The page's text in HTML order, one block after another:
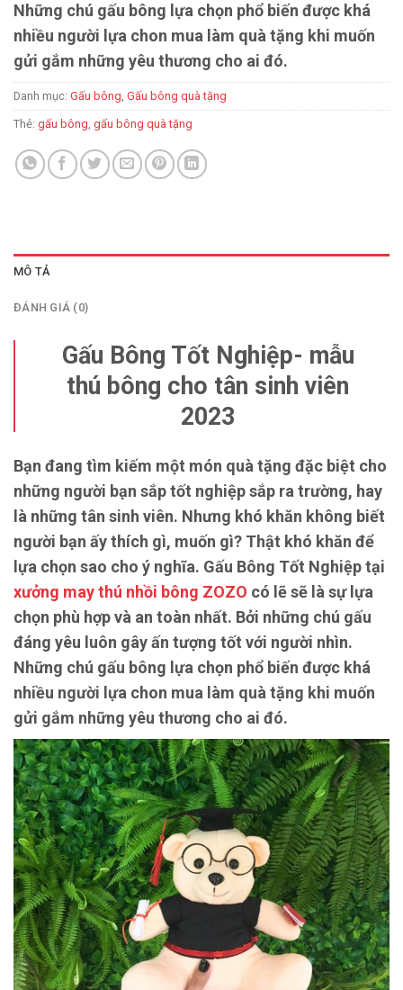
Những chú gấu bông lựa chọn phổ biến được khá
nhiều người lựa chon mua làm quà tặng khi muốn
gửi gắm những yêu thương cho ai đó.
Danh mục: Gấu bông, Gấu bông quà tặng
Thẻ: gấu bông, gấu bông quà tặng
MÔ TẢ
ĐÁNH GIÁ (0)
Gấu Bông Tốt Nghiệp- mẫu
thú bông cho tân sinh viên
2023
Bạn đang tìm kiếm một món quà tặng đặc biệt cho
những người bạn sắp tốt nghiệp sắp ra trường, hay
là những tân sinh viên. Nhưng khó khăn không biết
người bạn ấy thích gì, muốn gì? Thật khó khăn để
lựa chọn sao cho ý nghĩa. Gấu Bông Tốt Nghiệp tại
xưởng may thú nhồi bông ZOZO có lẽ sẽ là sự lựa
chọn phù hợp và an toàn nhất. Bởi những chú gấu
đáng yêu luôn gây ấn tượng tốt với người nhìn.
Những chú gấu bông lựa chọn phổ biến được khá
nhiều người lựa chon mua làm quà tặng khi muốn
gửi gắm những yêu thương cho ai đó.